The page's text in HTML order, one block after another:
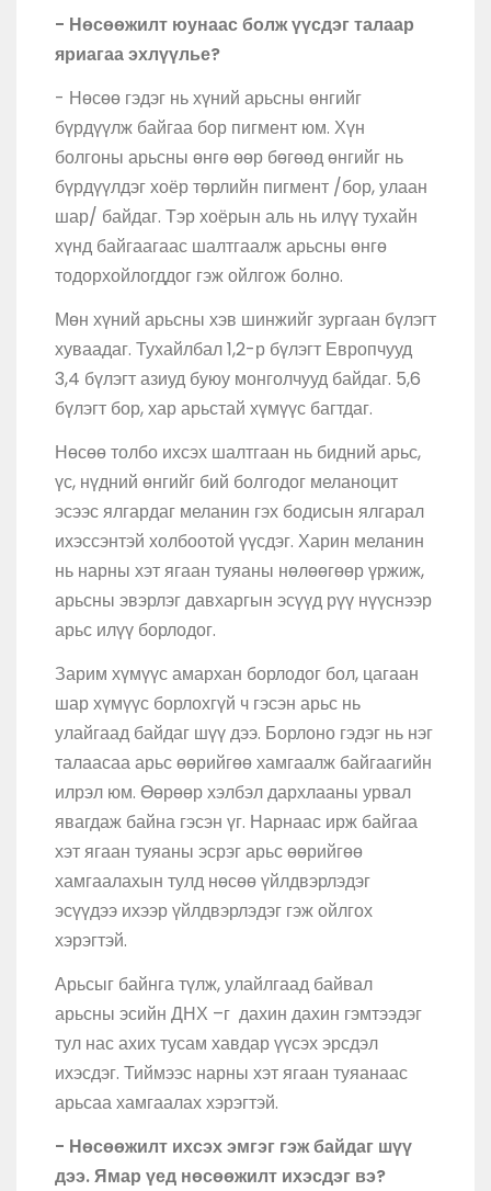
- Нөсөөжилт юунаас болж үүсдэг талаар
яриагаа эхлүүлье?
- Нөсөө гэдэг нь хүний арьсны өнгийг
бүрдүүлж байгаа бор пигмент юм. Хүн
болгоны арьсны өнгө өөр бөгөөд өнгийг нь
бүрдүүлдэг хоёр төрлийн пигмент /бор, улаан
шар/ байдаг. Тэр хоёрын аль нь илүү тухайн
хүнд байгаагаас шалтгаалж арьсны өнгө
тодорхойлогддог гэж ойлгож болно.
Мөн хүний арьсны хэв шинжийг зургаан бүлэгт
хуваадаг. Тухайлбал 1,2-р бүлэгт Европчууд
3,4 бүлэгт азиуд буюу монголчууд байдаг. 5,6
бүлэгт бор, хар арьстай хүмүүс багтдаг.
Нөсөө толбо ихсэх шалтгаан нь бидний арьс,
үс, нүдний өнгийг бий болгодог меланоцит
эсээс ялгардаг меланин гэх бодисын ялгарал
ихэссэнтэй холбоотой үүсдэг. Харин меланин
нь нарны хэт ягаан туяаны нөлөөгөөр үржиж,
арьсны эвэрлэг давхаргын эсүүд рүү нүүснээр
арьс илүү борлодог.
Зарим хүмүүс амархан борлодог бол, цагаан
шар хүмүүс борлохгүй ч гэсэн арьс нь
улайгаад байдаг шүү дээ. Борлоно гэдэг нь нэг
талаасаа арьс өөрийгөө хамгаалж байгаагийн
илрэл юм. Өөрөөр хэлбэл дархлааны урвал
явагдаж байна гэсэн үг. Нарнаас ирж байгаа
хэт ягаан туяаны эсрэг арьс өөрийгөө
хамгаалахын тулд нөсөө үйлдвэрлэдэг
эсүүдээ ихээр үйлдвэрлэдэг гэж ойлгох
хэрэгтэй.
Арьсыг байнга түлж, улайлгаад байвал
арьсны эсийн ДНХ –г дахин дахин гэмтээдэг
тул нас ахих тусам хавдар үүсэх эрсдэл
ихэсдэг. Тиймээс нарны хэт ягаан туяанаас
арьсаа хамгаалах хэрэгтэй.
- Нөсөөжилт ихсэх эмгэг гэж байдаг шүү
дээ. Ямар үед нөсөөжилт ихэсдэг вэ?